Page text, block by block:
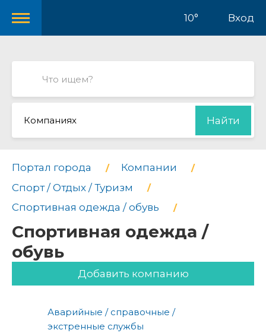
10° Вход
Компаниях Найти
Портал города
Компании
Спорт / Отдых / Туризм
Спортивная одежда / обувь
Спортивная одежда /
обувь
Добавить компанию
Аварийные / справочные /
экстренные службы